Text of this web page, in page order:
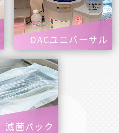
DACユニバーサル
滅菌パック